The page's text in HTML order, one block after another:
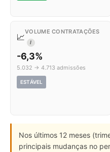
📈
VOLUME CONTRATAÇÕES
I
-6,3%
5.032 → 4.713 admissões
ESTÁVEL
Nos últimos 12 meses
principais mudanças no